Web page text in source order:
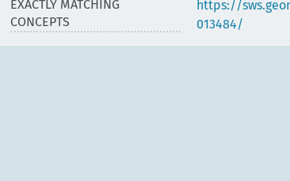
EXACTLY MATCHING
CONCEPTS
https://
013484/